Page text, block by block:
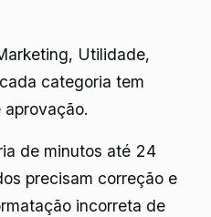
Utilidade,
categoria tem
de minutos até 24
precisam correção e
incorreta de